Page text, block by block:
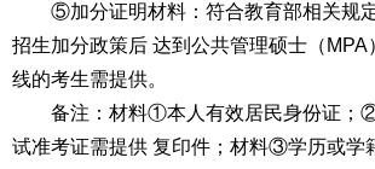
⑤加分证明材料：符合教育部相关规
招生加分政策后 达到公共管理硕士（MPA
线的考生需提供。
备注：材料①本人有效居民身份证
试准考证需提供 复印件；材料③学历或学